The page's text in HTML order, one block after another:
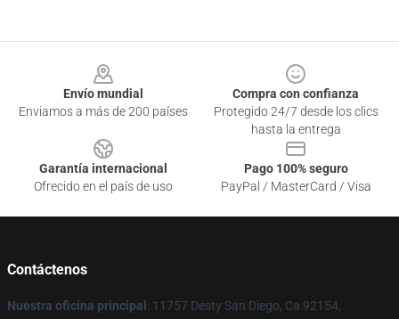
Envío mundial
Enviamos a más de 200 países
Compra con confianza
Protegido 24/7 desde los clics
hasta la entrega
Garantía internacional
Ofrecido en el país de uso
Pago 100% seguro
PayPal / MasterCard / Visa
Contáctenos
Nuestra oficina principal : 11757 Desty San Diego, Ca 92154,